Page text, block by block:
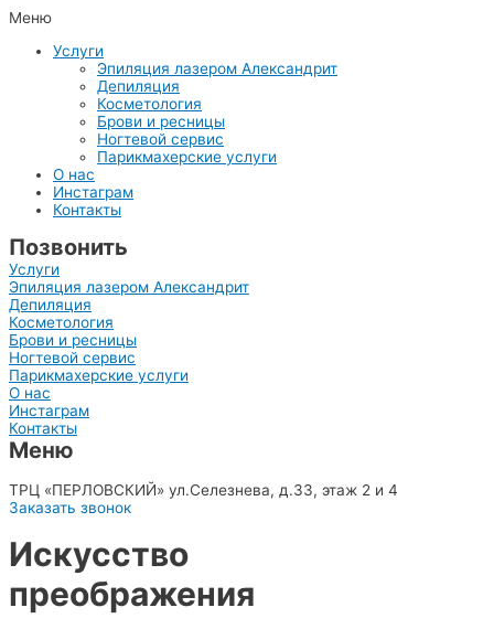
Меню
Услуги
Эпиляция лазером Александрит
Депиляция
Косметология
Брови и ресницы
Ногтевой сервис
Парикмахерские услуги
О нас
Инстаграм
Контакты
Позвонить
Услуги
Эпиляция лазером Александрит
Депиляция
Косметология
Брови и ресницы
Ногтевой сервис
Парикмахерские услуги
О нас
Инстаграм
Контакты
Меню
ТРЦ «ПЕРЛОВСКИЙ» ул.Селезнева, д.33, этаж 2 и 4
Заказать звонок
Искусство
преображения